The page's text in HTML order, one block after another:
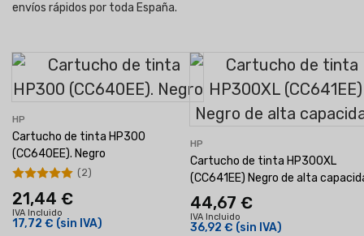
envíos rápidos por toda España.
HP
Cartucho de tinta HP300
(CC640EE). Negro
21,44 €
IVA Incluido
17,72 € (sin IVA)
(2)
HP
Cartucho de tinta HP300XL
(CC641EE) Negro de alta
44,67 €
IVA Incluido
36,92 € (sin IVA)